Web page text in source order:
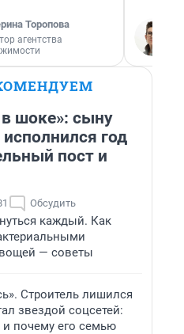
Торопова
агентства
шоке»: сыну
год
пост и
Обсудить
каждый. Как
— советы
Строитель лишился
звездой соцсетей:
и почему его семью